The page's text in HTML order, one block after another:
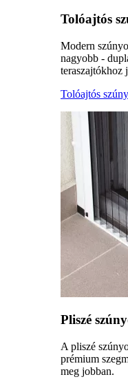
Tolóajtós
Modern
nagyobb -
teraszajtókhoz
Tolóajtós
Pliszé
A pliszé
prémium
meg jobban.